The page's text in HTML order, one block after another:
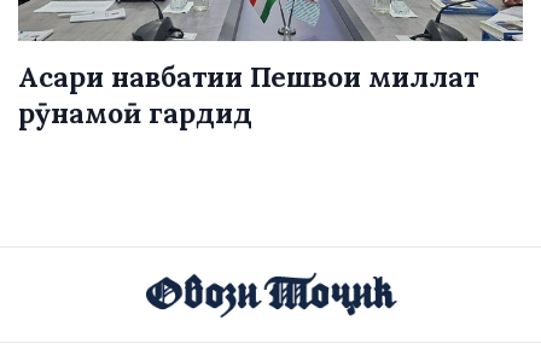
Асари навбатии Пешвои миллат
рӯнамоӣ гардид